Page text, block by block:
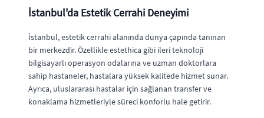
İstanbul'da Estetik Cerrahi Deneyimi
İstanbul, estetik cerrahi alanında dünya çapında tanınan
bir merkezdir. Özellikle estethica gibi ileri teknoloji
bilgisayarlı operasyon odalarına ve uzman doktorlara
sahip hastaneler, hastalara yüksek kalitede hizmet sunar.
Ayrıca, uluslararası hastalar için sağlanan transfer ve
konaklama hizmetleriyle süreci konforlu hale getirir.